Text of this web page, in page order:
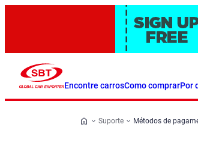
Encontre carrosComo comprarPor
Suporte Métodos de